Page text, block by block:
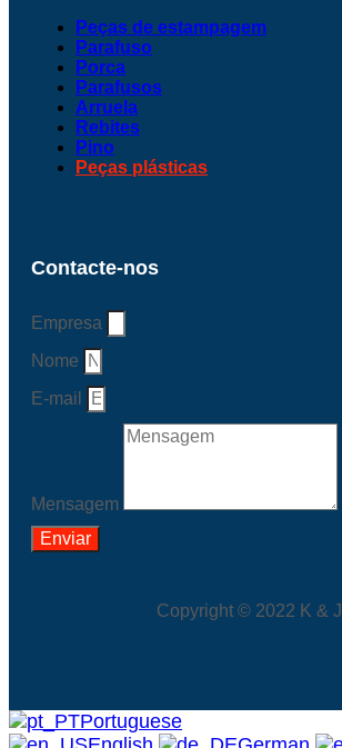
Peças de estampagem
Parafuso
Porca
Parafusos
Arruela
Rebites
Pino
Peças plásticas
Contacte-nos
Empresa
Nome
E-mail
Mensagem
Enviar
Copyright © 2022 K & J
Portuguese